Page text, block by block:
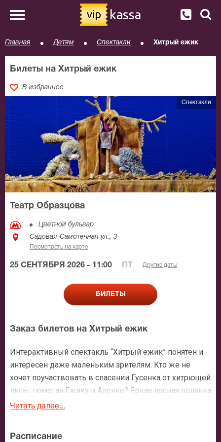
vip kassa
Главная Детям Спектакли Хитрый ежик
Билеты на Хитрый ежик
В избранное
Спектакли
Театр Образцова
Цветной бульвар
Садовая-Самотечная ул., 3
Посмотреть на карте
25 СЕНТЯБРЯ 2026 - 11:00 Другие даты
БИЛЕТЫ
Заказ билетов на Хитрый ежик
Интерактивный спектакль “Хитрый ежик” понятен и
интересен даже маленьким зрителям. Кто же не
хочет поучаствовать в спасении Гусенка от хитрющей
лисы, помогая Ежику и Аленке? Яркая лесная полянка
на сцене, веселые герои, увлекательные
Читать далее...
Расписание